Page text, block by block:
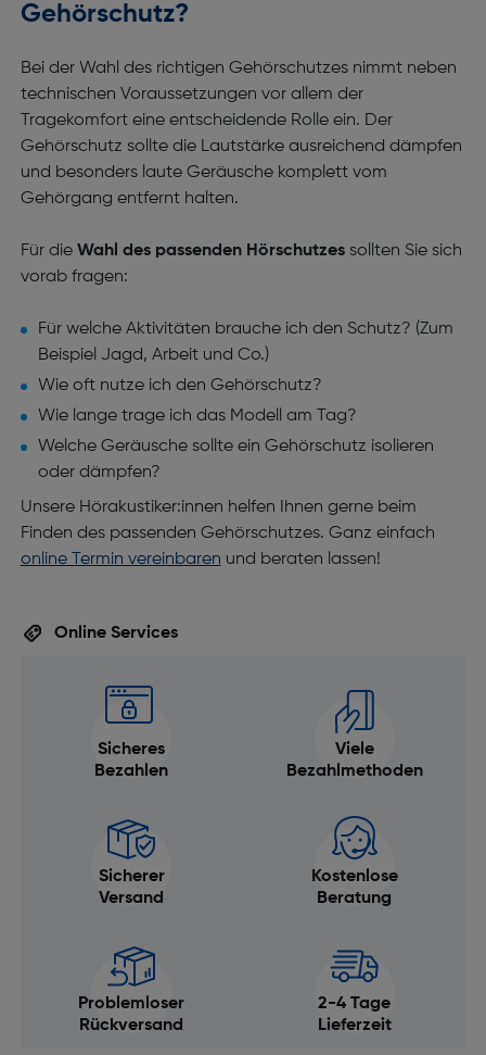
Gehörschutz?
Bei der Wahl des richtigen Gehörschutzes nimmt neben
technischen Voraussetzungen vor allem der
Tragekomfort eine entscheidende Rolle ein. Der
Gehörschutz sollte die Lautstärke ausreichend dämpfen
und besonders laute Geräusche komplett vom
Gehörgang entfernt halten.
Für dieWahl des passenden Hörschutzessollten Sie sich
vorab fragen:
Für welche Aktivitäten brauche ich den Schutz? (Zum
Beispiel Jagd, Arbeit und Co.)
Wie oft nutze ich den Gehörschutz?
Wie lange trage ich das Modell am Tag?
Welche Geräusche sollte ein Gehörschutz isolieren
oder dämpfen?
Unsere Hörakustiker:innen helfen Ihnen gerne beim
Finden des passenden Gehörschutzes. Ganz einfach
online Termin vereinbaren und beraten lassen!
Online Services
Sicheres
Bezahlen
Viele
Bezahlmethoden
Sicherer
Versand
Kostenlose
Beratung
Problemloser
Rückversand
2-4 Tage
Lieferzeit